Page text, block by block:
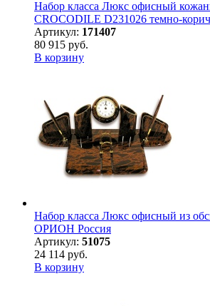
Набор класса Люкс офисный
CROCODILE D231026 темно-
Артикул: 171407
80 915 руб.
В корзину
Набор класса Люкс офисный из
ОРИОН Россия
Артикул: 51075
24 114 руб.
В корзину